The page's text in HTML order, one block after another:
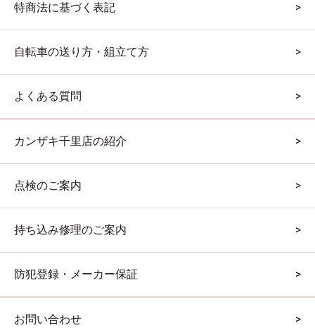
特商法に基づく表記
自転車の送り方・組立て方
よくある質問
カンザキ千里店の紹介
点検のご案内
持ち込み修理のご案内
防犯登録・メーカー保証
お問い合わせ